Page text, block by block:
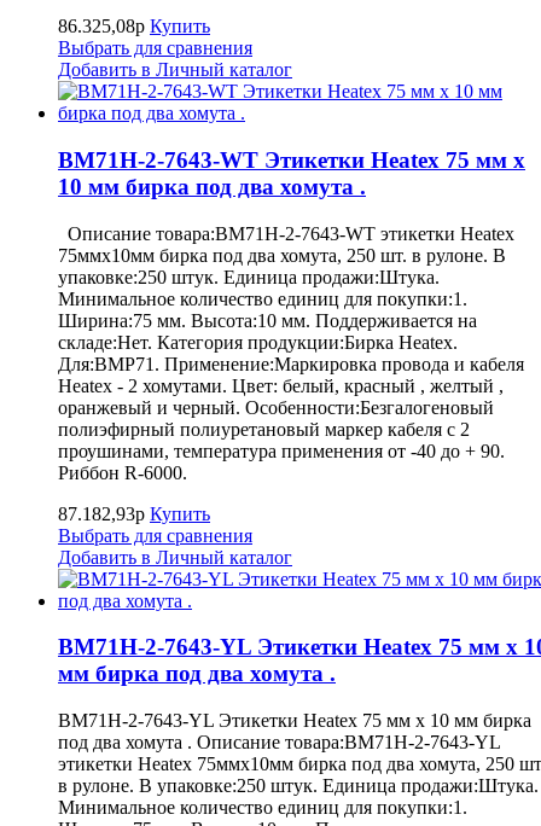
86.325,08р Купить
Выбрать для сравнения
Добавить в Личный каталог
BM71H-2-7643-WT Этикетки Heatex 75 мм x
10 мм бирка под два хомута .
Описание товара:BM71H-2-7643-WT этикетки Heatex
75ммx10мм бирка под два хомута, 250 шт. в рулоне. В
упаковке:250 штук. Единица продажи:Штука.
Минимальное количество единиц для покупки:1.
Ширина:75 мм. Высота:10 мм. Поддерживается на
складе:Нет. Категория продукции:Бирка Heatex.
Для:BMP71. Применение:Маркировка провода и кабеля
Heatex - 2 хомутами. Цвет: белый, красный , желтый ,
оранжевый и черный. Особенности:Безгалогеновый
полиэфирный полиуретановый маркер кабеля с 2
проушинами, температура применения от -40 до + 90.
Риббон R-6000.
87.182,93р Купить
Выбрать для сравнения
Добавить в Личный каталог
BM71H-2-7643-YL Этикетки Heatex 75 мм x
мм бирка под два хомута .
BM71H-2-7643-YL Этикетки Heatex 75 мм x 10 мм бирка
под два хомута . Описание товара:BM71H-2-7643-YL
этикетки Heatex 75ммx10мм бирка под два хомута, 250
в рулоне. В упаковке:250 штук. Единица продажи:Штука.
Минимальное количество единиц для покупки:1.